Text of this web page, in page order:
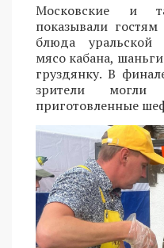
Московские и
показывали
блюда уральской
мясо кабана,
груздянку. В
зрители могли
приготовленные